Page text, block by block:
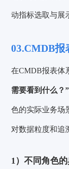
动指标选取与展
03.CMDB报
在CMDB报表体
需要看到什么？”
色的实际业务场
对数据粒度和追
1）不同角色